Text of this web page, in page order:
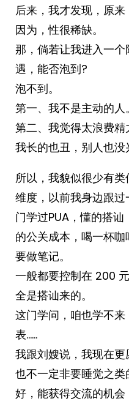
后来，我才发现，原来
因为，性很稀缺。
那，倘若让我进入一
遇，能否泡到?
泡不到。
第一、我不是主动的人。
第二、我觉得太浪费精
我长的也丑，别人也没
所以，我貌似很少有
维度，以前我身边跟
门学过PUA，懂的搭
的公关成本，喝一杯
要做笔记。
一般都要控制在 200 元
全是搭讪来的。
这门学问，咱也学不
表……
我跟刘嫂说，我现在更
也不一定非要睡觉之
好，能获得交流的机